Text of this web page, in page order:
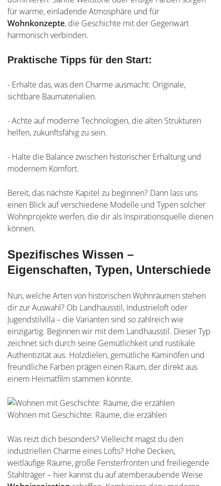
für warme, einladende Atmosphäre und für
Wohnkonzepte, die Geschichte mit der Gegenwart
harmonisch verbinden.
Praktische Tipps für den Start:
- Erhalte das, was den Charme ausmacht: Originale,
sichtbare Baumaterialien.
- Achte auf moderne Technologien, die alten Strukturen
helfen, zukunftsfähig zu sein.
- Halte die Balance zwischen historischer Erhaltung und
modernem Komfort.
Bereit, das nächste Kapitel zu beginnen? Dann lass uns
einen Blick auf verschiedene Modelle und Typen solcher
Wohnprojekte werfen, die dir als Inspirationsquelle dienen
können.
Spezifisches Wissen –
Eigenschaften, Typen, Unterschiede
Nun, welche Arten von historischen Wohnräumen stehen
dir zur Auswahl? Ob Landhausstil, Industrieloft oder
Jugendstilvilla – die Varianten sind so zahlreich wie
einzigartig. Beginnen wir mit dem Landhausstil. Dieser Typ
zeichnet sich durch seine Gemütlichkeit und rustikale
Authentizität aus. Holzdielen, gemütliche Kaminöfen und
freundliche Farben prägen einen Raum, der direkt aus
einem Heimatfilm stammen könnte.
Wohnen mit Geschichte: Räume, die erzählen
Was reizt dich besonders? Vielleicht magst du den
industriellen Charme eines Lofts? Hohe Decken,
weitläufige Räume, große Fensterfronten und freiliegende
Stahlträger – hier kannst du auf atemberaubende Weise